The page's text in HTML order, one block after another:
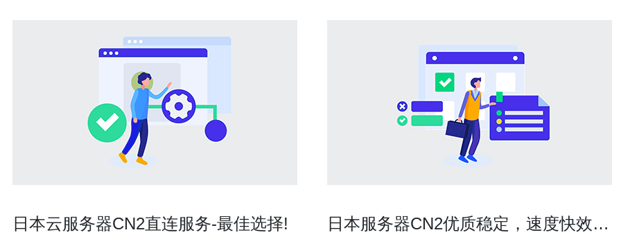
日本云服务器CN2直连服务-最佳选择!
日本服务器CN2优质稳定，速度快效果